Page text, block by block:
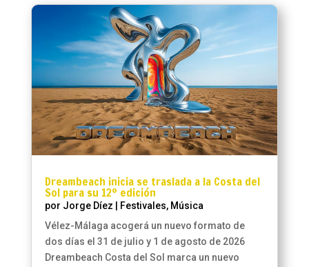
Dreambeach inicia se traslada a la Costa del
Sol para su 12º edición
por Jorge Díez Festivales, Música
Vélez-Málaga acogerá un nuevo formato de
dos días el 31 de julio y 1 de agosto de 2026
Dreambeach Costa del Sol marca un nuevo